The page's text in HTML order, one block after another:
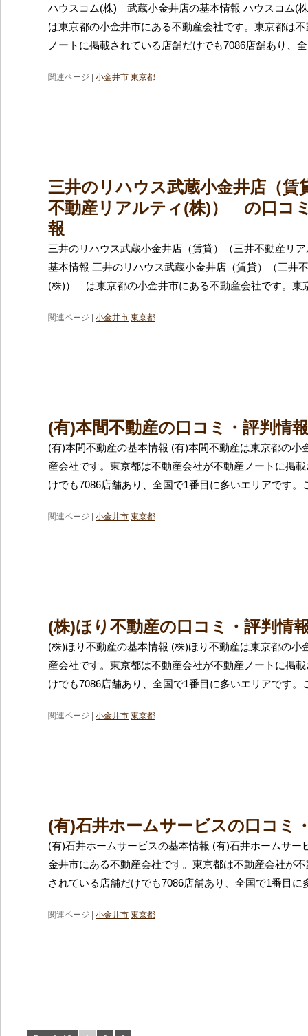
ハウスコム(株) 武蔵小金井店の基本情報 ハウスコム(
は東京都の小金井市にある不動産会社です。東京都は
ノートに掲載されている店舗だけでも7086店舗あり、
関連ページ | 小金井市 東京都
三井のリハウス武蔵小金井店（賃
不動産リアルティ(株)） の口コ
報
三井のリハウス武蔵小金井店（賃貸）（三井不動産リ
基本情報 三井のリハウス武蔵小金井店（賃貸）（三井
(株)） は東京都の小金井市にある不動産会社です。東
関連ページ | 小金井市 東京都
(有)本間不動産の口コミ・評判情報
(有)本間不動産の基本情報 (有)本間不動産は東京都の小
産会社です。東京都は不動産会社が不動産ノートに掲
けでも7086店舗あり、全国で1番目に多いエリアです。
関連ページ | 小金井市 東京都
(株)ほり不動産の口コミ・評判情
(株)ほり不動産の基本情報 (株)ほり不動産は東京都の小
産会社です。東京都は不動産会社が不動産ノートに掲
けでも7086店舗あり、全国で1番目に多いエリアです。
関連ページ | 小金井市 東京都
(有)石井ホームサービスの口コミ
(有)石井ホームサービスの基本情報 (有)石井ホームサー
金井市にある不動産会社です。東京都は不動産会社が
されている店舗だけでも7086店舗あり、全国で1番目に
関連ページ | 小金井市 東京都